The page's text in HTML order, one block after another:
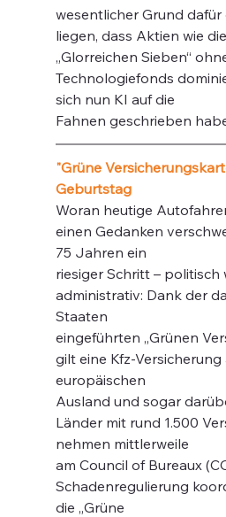
wesentlicher Grund
liegen, dass Aktien wie
„Glorreichen Sieben“
Technologiefonds
sich nun KI auf die
Fahnen geschrieben
"Grüne
Geburtstag
Woran heutige
einen Gedanken
75 Jahren ein
riesiger Schritt – politisch
administrativ: Dank der
Staaten
eingeführten „Grünen
gilt eine Kfz-Versicherung
europäischen
Ausland und sogar
Länder mit rund 1.500
nehmen mittlerweile
am Council of Bureaux
Schadenregulierung
die „Grüne